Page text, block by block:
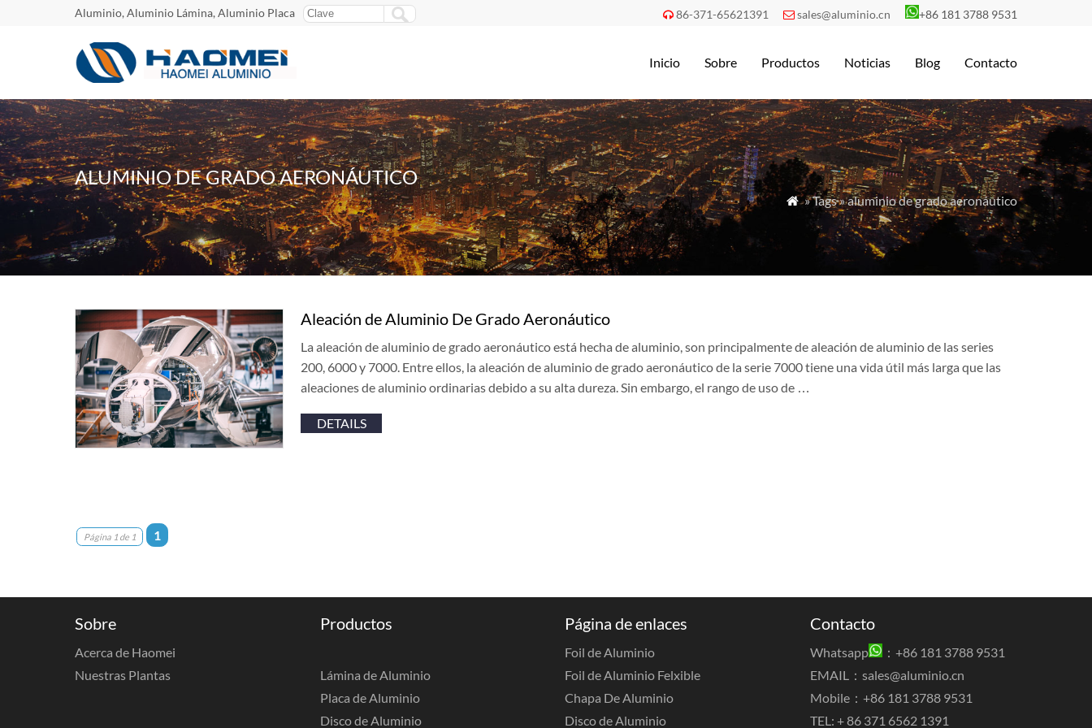
Aluminio, Aluminio Lámina, Aluminio Placa  86-371-65621391  sales@aluminio.cn +86 181 3788 9531
Inicio Sobre Productos Noticias Blog Contacto
ALUMINIO DE GRADO AERONÁUTICO
 » Tags » aluminio de grado aeronáutico
Aleación de Aluminio De Grado Aeronáutico
La aleación de aluminio de grado aeronáutico está hecha de aluminio, son principalmente de aleación de aluminio de las series
200, 6000 y 7000. Entre ellos, la aleación de aluminio de grado aeronáutico de la serie 7000 tiene una vida útil más larga que las
aleaciones de aluminio ordinarias debido a su alta dureza. Sin embargo, el rango de uso de …
DETAILS
Página 1 de 1 1
Sobre
Acerca de Haomei
Nuestras Plantas
Productos
Lámina de Aluminio
Placa de Aluminio
Disco de Aluminio
Página de enlaces
Foil de Aluminio
Foil de Aluminio Felxible
Chapa De Aluminio
Disco de Aluminio
Contacto
Whatsapp
：+86 181 3788 9531
EMAIL： sales@aluminio.cn
Mobile：+86 181 3788 9531
TEL: + 86 371 6562 1391